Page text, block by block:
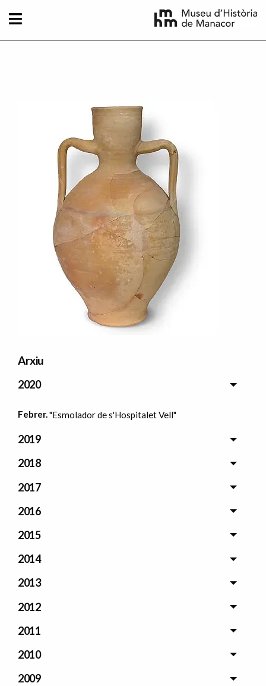
Imatge principal
Arxiu
2020
Febrer."Esmolador de s'Hospitalet Vell"
2019
2018
2017
2016
2015
2014
2013
2012
2011
2010
2009